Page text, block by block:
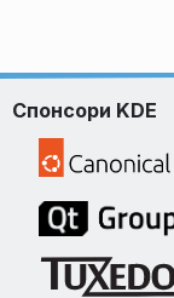
Спонсори KDE